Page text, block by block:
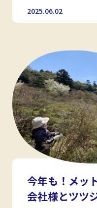
2025.06.02
今年も！メッ
会社様とツツ